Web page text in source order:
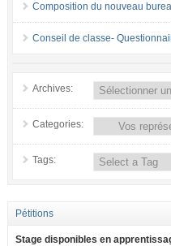
Composition du nouveau
Conseil de classe-
Archives:
Categories:
Tags:
Pétitions
Stage disponibles en